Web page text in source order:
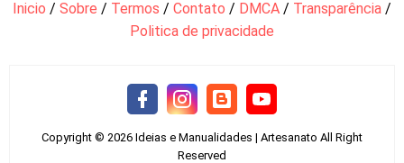
Inicio / Sobre / Termos / Contato / DMCA / Transparência /
Politica de privacidade
Copyright © 2026 Ideias e Manualidades | Artesanato All Right
Reserved